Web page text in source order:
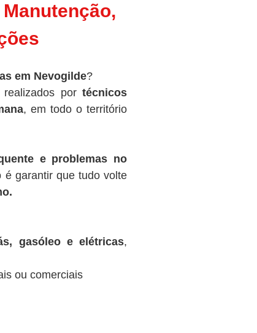
em Nevogilde?
realizados portécnicos
, em todo o território
e problemas no
é garantir que tudo volte
gasóleo e elétricas,
ou comerciais